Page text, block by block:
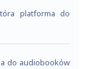
platforma do
do audiobooków